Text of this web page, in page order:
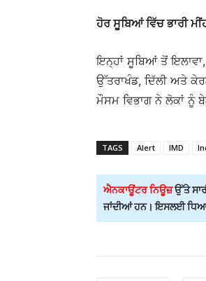
ਹੋਰ ਸੂਬਿਆਂ ਵਿੱਚ ਭਾਰੀ
ਇਨ੍ਹਾਂ ਸੂਬਿਆਂ ਤੋਂ
ਉੱਤਰਾਖੰਡ, ਦਿੱਲੀ ਅਤੇ
ਮੌਸਮ ਵਿਭਾਗ ਨੇ ਲੋਕਾਂ ਨੂੰ
TAGS Alert IMD
ਐਨਕਾਊਂਟਰ ਨਿਊਜ਼ਉੱਤੇ
ਜਾਂਦੀਆਂ ਹਨ। ਇਸਲਈ